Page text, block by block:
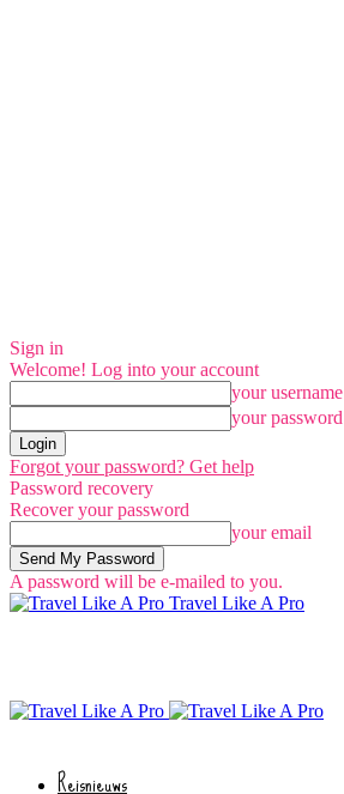
Sign in
Welcome! Log into your account
your username
your password
Forgot your password? Get help
Password recovery
Recover your password
your email
A password will be e-mailed to you.
Travel Like A Pro
Reisnieuws